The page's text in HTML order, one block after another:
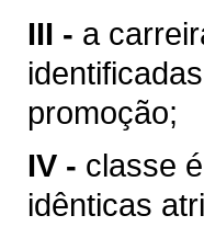
III - a
promoção;
IV - classe
idênticas